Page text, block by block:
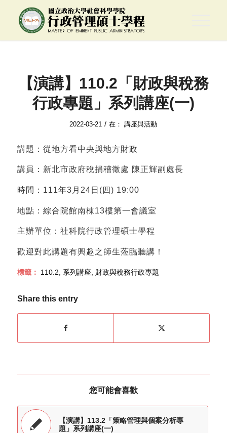
【演講】110.2「財政與稅務
行政專題」系列講座(一)
2022-03-21 / 在：講座與活動
講題：從地方看中央與地方財政
講員：新北市政府稅捐稽徵處 陳正輝副處長
時間：111年3月24日(四) 19:00
地點：綜合院館南棟13樓第一會議室
主辦單位：社科院行政管理碩士學程
歡迎對此講題有興趣之師生蒞臨聽講！
標籤： 110.2 系列講座 財政與稅務行政專題
Share this entry
您可能會喜歡
【演講】113.2「策略管理與個案分析專
題」系列講座(一)